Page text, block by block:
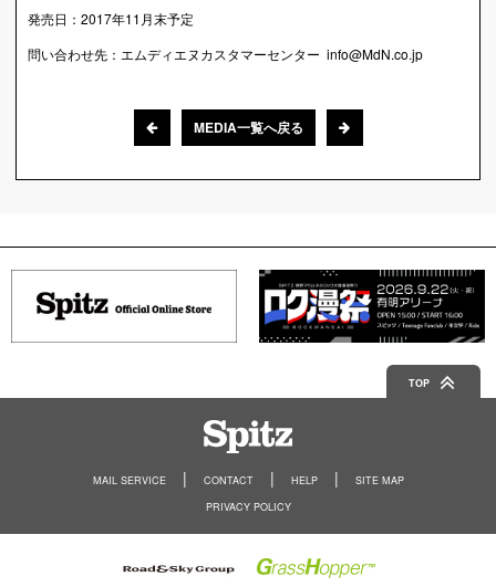
発売日：2017年11月末予定
問い合わせ先：エムディエヌカスタマーセンター info@MdN.co.jp
MEDIA一覧へ戻る
TOP
MAIL SERVICE CONTACT HELP
SITE MAP
PRIVACY POLICY